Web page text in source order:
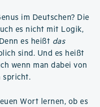
im Deutschen? Die
es nicht mit Logik,
es heißt das
sind. Und es heißt
wenn man dabei von
spricht.
Wort lernen, ob es